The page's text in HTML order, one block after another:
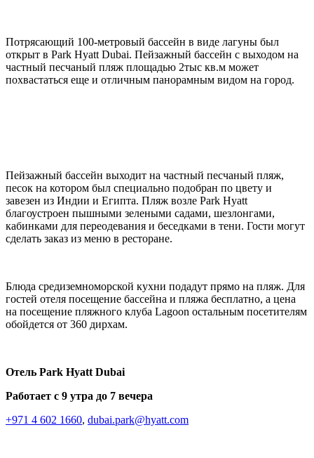
Потрясающий 100-метровый бассейн в виде лагуны был
открыт в Park Hyatt Dubai. Пейзажный бассейн с выходом на
частный песчаный пляж площадью 2тыс кв.м может
похвастаться еще и отличным панорамным видом на город.
Пейзажный бассейн выходит на частный песчаный пляж,
песок на котором был специально подобран по цвету и
завезен из Индии и Египта. Пляж возле Park Hyatt
благоустроен пышными зелеными садами, шезлонгами,
кабинками для переодевания и беседками в тени. Гости могут
сделать заказ из меню в ресторане.
Блюда средиземноморской кухни подадут прямо на пляж. Для
гостей отеля посещение бассейна и пляжа бесплатно, а цена
на посещение пляжного клуба Lagoon остальным посетителям
обойдется от 360 дирхам.
Отель Park Hyatt Dubai
Работает с 9 утра до 7 вечера
+971 4 602 1660, dubai.park@hyatt.com